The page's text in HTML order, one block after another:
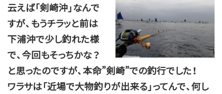
云えば「剣崎沖」なんで
すが、もうチラッと前は
下浦沖で少し釣れた様
で、今回もそっちかな？
と思ったのですが、本命”剣崎”での釣行でした！
ワラサは「近場で大物釣りが出来る」ってんで、何し